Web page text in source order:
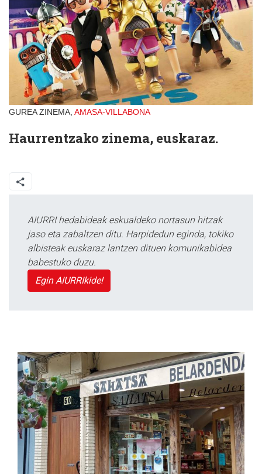
GUREA ZINEMA, AMASA-VILLABONA
Haurrentzako zinema, euskaraz.
AIURRI hedabideak eskualdeko nortasun hitzak
jaso eta zabaltzen ditu. Harpidedun eginda, tokiko
albisteak euskaraz lantzen dituen komunikabidea
babestuko duzu.
Egin AIURRIkide!